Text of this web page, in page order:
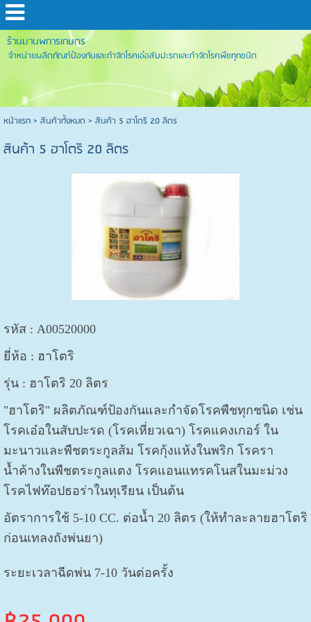
ร้านมานพการเกษตร
จำหน่ายผลิตภัณฑ์ป้องกันและกำจัดโรคเอ๋อสับปะรดและกำจัดโรคพืชทุกชนิด
หน้าแรก> สินค้าทั้งหมด > สินค้า 5 ฮาโตริ 20 ลิตร
สินค้า 5 ฮาโตริ 20 ลิตร
รหัส : A00520000
ยี่ห้อ : ฮาโตริ
รุ่น : ฮาโตริ 20 ลิตร
"ฮาโตริ" ผลิตภัณฑ์ป้องกันและกำจัดโรคพืชทุกชนิด เช่น
โรคเอ๋อในสับปะรด (โรคเหี่ยวเฉา) โรคแคงเกอร์ ใน
มะนาวและพืชตระกูลส้ม โรคกุ้งแห้งในพริก โรครา
น้ำค้างในพืชตระกูลแตง โรคแอนแทรคโนสในมะม่วง
โรคไฟท๊อปธอร่าในทุเรียน เป็นต้น
อัตราการใช้ 5-10 CC. ต่อน้ำ 20 ลิตร (ให้ทำละลายฮาโตริ
ก่อนเทลงถังพ่นยา)
ระยะเวลาฉีดพ่น 7-10 วันต่อครั้ง